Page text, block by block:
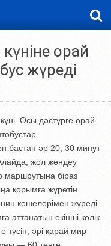
орай
жүреді
Осы дәстүрге орай
бастап әр 20, 30 минут
жол жөндеу
маршрутына біраз
қорымға жүретін
көшелерімен жүреді.
аттанатын екінші көлік
түсіп, әрі қарай мир